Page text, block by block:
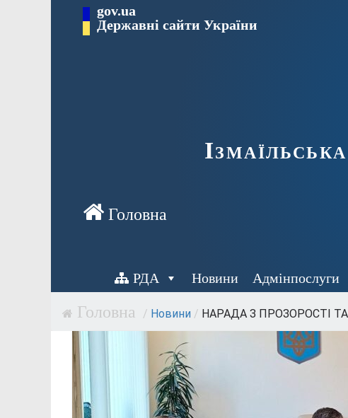
gov.ua
Державні сайти України
РДА Новини Адмінпослуги
/ Новини / НАРАДА З ПРОЗОРОСТІ